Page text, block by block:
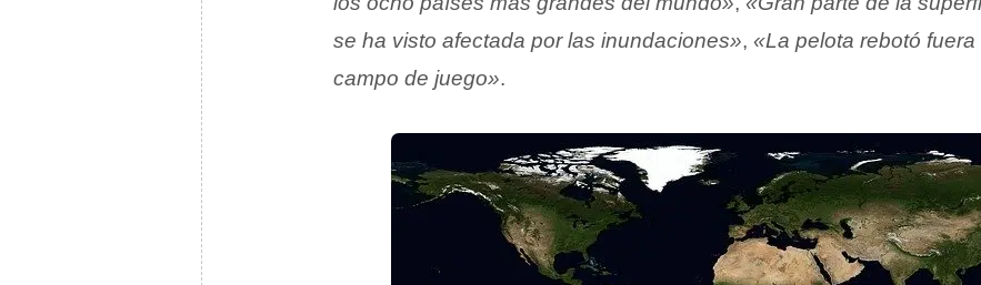
se ha visto afectada por las inundaciones», «La pelota rebotó
campo de juego».